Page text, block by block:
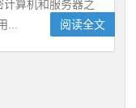
算机和服务器之
阅读全文